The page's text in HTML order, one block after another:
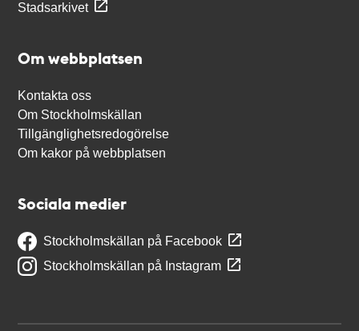
Stadsarkivet
Om webbplatsen
Kontakta oss
Om Stockholmskällan
Tillgänglighetsredogörelse
Om kakor på webbplatsen
Sociala medier
Stockholmskällan på Facebook
Stockholmskällan på Instagram